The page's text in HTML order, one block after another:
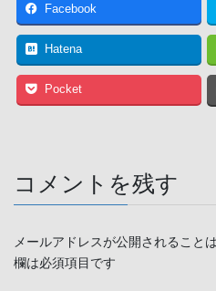
Facebook
Hatena
Pocket
コメントを残す
メールアドレスが公開されること
欄は必須項目です